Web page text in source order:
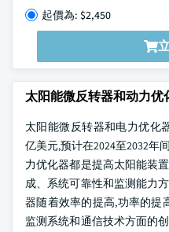
起價為: $2,450
太阳能微反转器和动力优
太阳能微反转器和电力优化
亿美元,预计在2024至2032年
力优化器都是提高太阳能装
成、系统可靠性和监测能力
器随着效率的提高,功率的提
监测系统和通信技术方面的